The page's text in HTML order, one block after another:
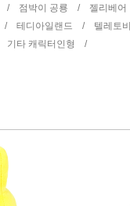
/ 점박이 공룡 / 젤리베
/ 테디아일랜드 / 텔레
기타 캐릭터인형 /